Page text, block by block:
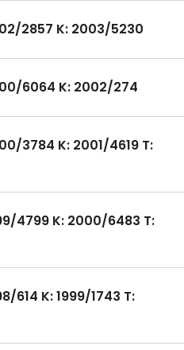
2857 K: 2003/5230
6064 K: 2002/274
3784 K: 2001/4619 T:
4799 K: 2000/6483 T:
614 K: 1999/1743 T: